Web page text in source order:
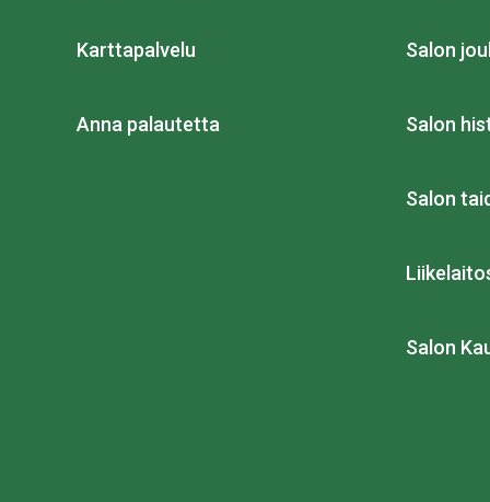
Karttapalvelu
Anna palautetta
Salon
Salon
Salon
Salon